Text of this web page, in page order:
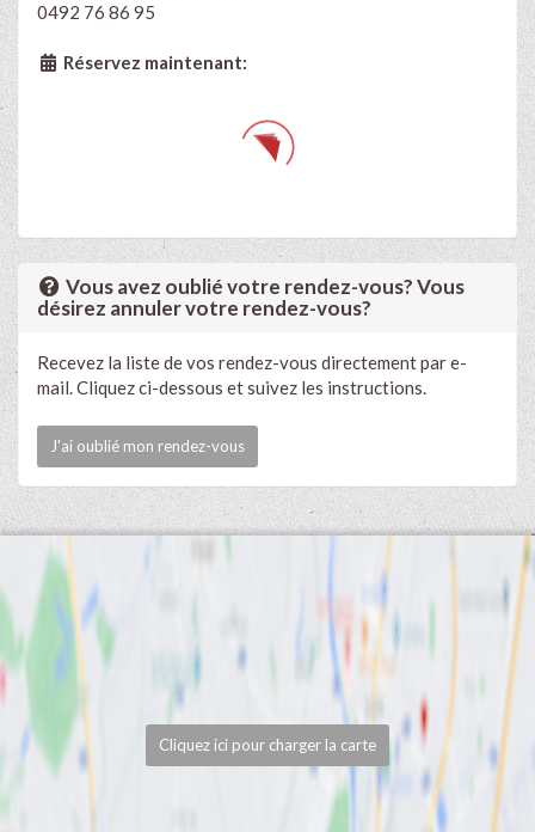
0492 76 86 95
Réservez maintenant:
Vous avez oublié votre rendez-vous? Vous
désirez annuler votre rendez-vous?
Recevez la liste de vos rendez-vous directement par e-
mail. Cliquez ci-dessous et suivez les instructions.
J'ai oublié mon rendez-vous
Cliquez ici pour charger la carte